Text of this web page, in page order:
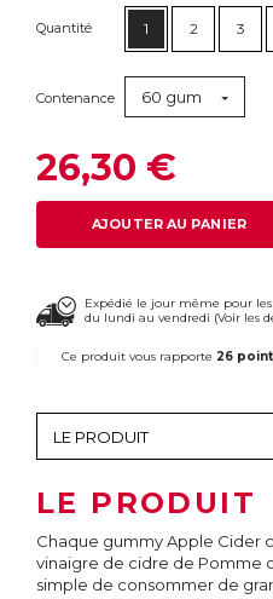
Quantité 1 2 3
Contenance 60 gum
26,30 €
AJOUTER AU PANIER
Expédié le jour même pour
du lundi au vendredi (Voir les
Ce produit vous rapporte 26
LE PRODUIT
Chaque gummy Apple Cider
vinaigre de cidre de Pomme
simple de consommer de